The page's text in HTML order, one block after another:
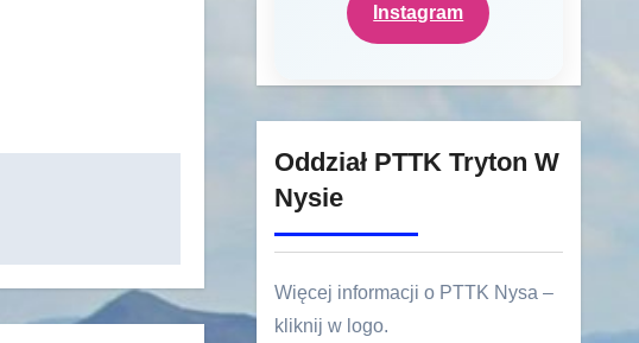
Instagram
Oddział PTTK Tryton W
Nysie
Więcej informacji o PTTK Nysa –
kliknij w logo.